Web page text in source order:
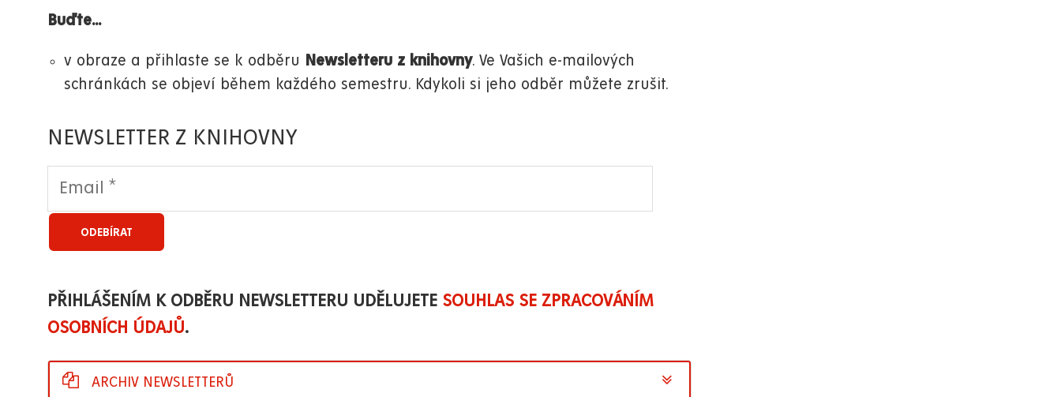
Buďte...
v obraze a přihlaste se k odběru Newsletteru z knihovny. Ve Vašich e-mailových
schránkách se objeví během každého semestru. Kdykoli si jeho odběr můžete zrušit.
NEWSLETTER Z KNIHOVNY
PŘIHLÁŠENÍM K ODBĚRU NEWSLETTERU UDĚLUJETE SOUHLAS SE ZPRACOVÁNÍM
OSOBNÍCH ÚDAJŮ.
ARCHIV NEWSLETTERŮ